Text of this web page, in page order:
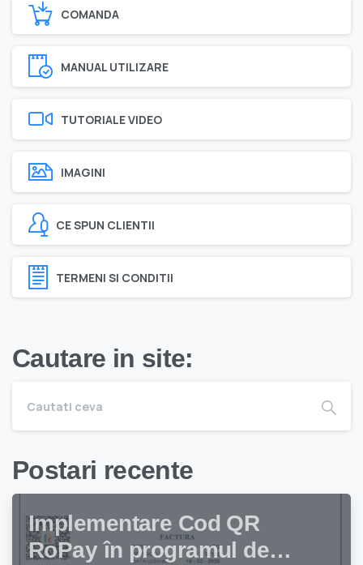
COMANDA
MANUAL UTILIZARE
TUTORIALE VIDEO
IMAGINI
CE SPUN CLIENTII
TERMENI SI CONDITII
Cautare in site:
Postari recente
Implementare Cod QR
RoPay în programul de